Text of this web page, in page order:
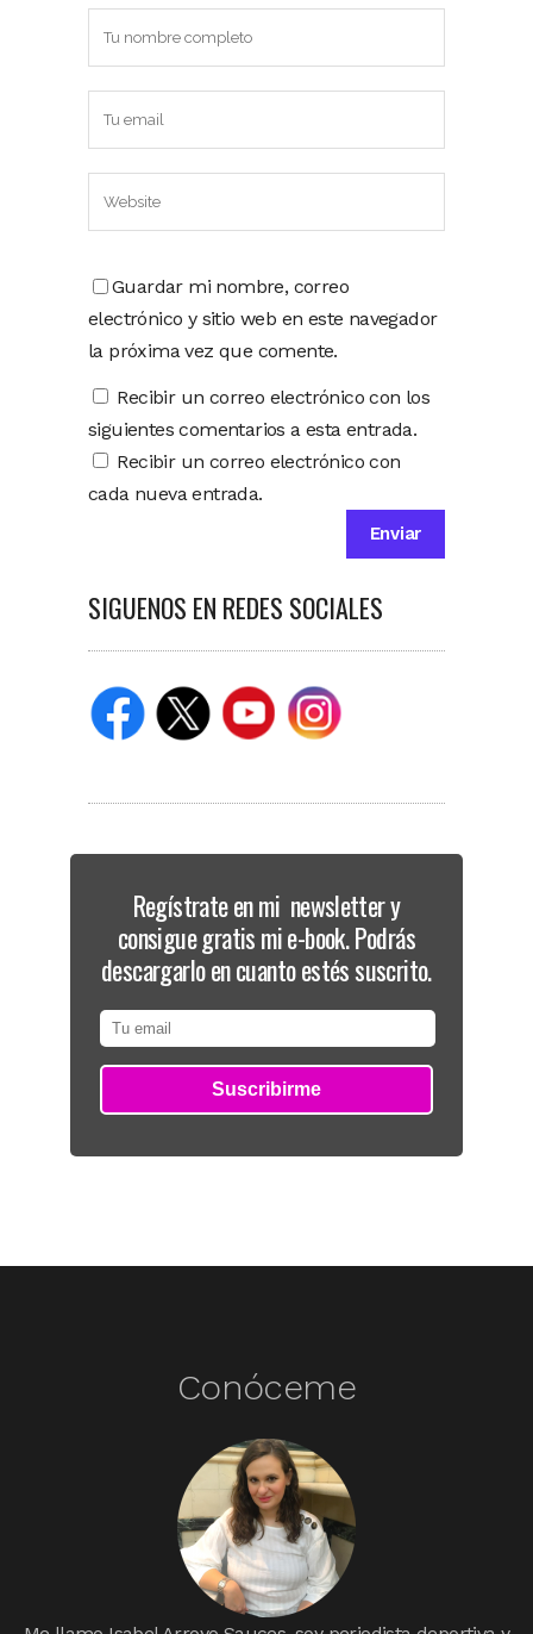
Guardar mi nombre, correo
electrónico y sitio web en este navegador
la próxima vez que comente.
Recibir un correo electrónico con los
siguientes comentarios a esta entrada.
Recibir un correo electrónico con
cada nueva entrada.
SIGUENOS EN REDES SOCIALES
Regístrate en mi newsletter y
consigue gratis mi e-book. Podrás
descargarlo en cuanto estés suscrito.
Conóceme